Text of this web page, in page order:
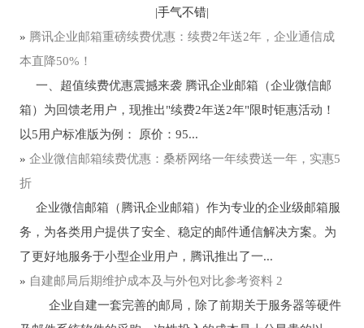
|手气不错|
» 腾讯企业邮箱重磅续费优惠：续费2年送2年，企业通信成
本直降50%！
一、超值续费优惠震撼来袭 腾讯企业邮箱（企业微信邮
箱）为回馈老用户，现推出"续费2年送2年"限时钜惠活动！
以5用户标准版为例： 原价：95...
» 企业微信邮箱续费优惠：桑桥网络一年续费送一年，实惠5
折
企业微信邮箱（腾讯企业邮箱）作为专业的企业级邮箱服
务，为各类用户提供了安全、稳定的邮件通信解决方案。为
了更好地服务于小型企业用户，腾讯推出了一...
» 自建邮局后期维护成本及与外包对比参考资料 2
企业自建一套完善的邮局，除了前期关于服务器等硬件